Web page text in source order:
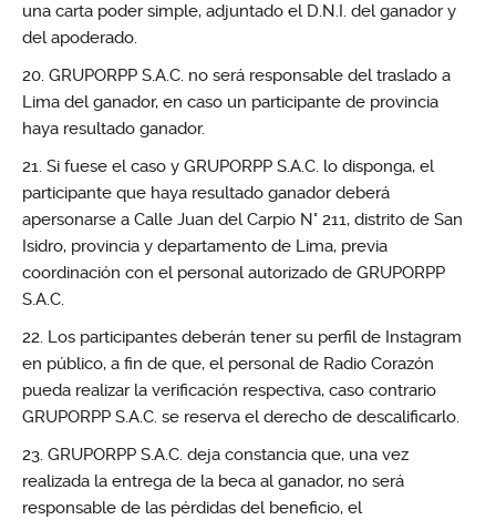
una carta poder simple, adjuntado el D.N.I. del ganador y
del apoderado.
GRUPORPP S.A.C. no será responsable del traslado a
Lima del ganador, en caso un participante de provincia
haya resultado ganador.
Si fuese el caso y GRUPORPP S.A.C. lo disponga, el
participante que haya resultado ganador deberá
apersonarse a Calle Juan del Carpio N° 211, distrito de San
Isidro, provincia y departamento de Lima, previa
coordinación con el personal autorizado de GRUPORPP
S.A.C.
Los participantes deberán tener su perfil de Instagram
en público, a fin de que, el personal de Radio Corazón
pueda realizar la verificación respectiva, caso contrario
GRUPORPP S.A.C. se reserva el derecho de descalificarlo.
GRUPORPP S.A.C. deja constancia que, una vez
realizada la entrega de la beca al ganador, no será
responsable de las pérdidas del beneficio, el